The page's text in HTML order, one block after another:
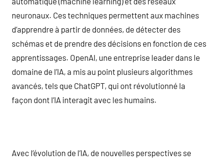
neuronaux. Ces techniques permettent aux machines
d’apprendre à partir de données, de détecter des
schémas et de prendre des décisions en fonction de ces
apprentissages. OpenAI, une entreprise leader dans le
domaine de l’IA, a mis au point plusieurs algorithmes
avancés, tels que ChatGPT, qui ont révolutionné la
façon dont l’IA interagit avec les humains.
Avec l’évolution de l’IA, de nouvelles perspectives se